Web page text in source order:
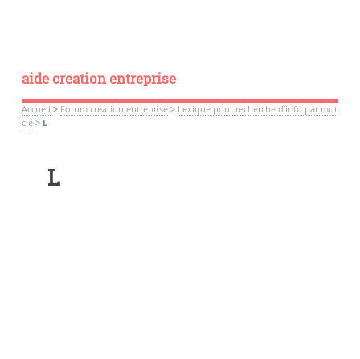
aide creation entreprise
Accueil > Forum création entreprise> Lexique pour recherche d’info par mot
clé> L
L